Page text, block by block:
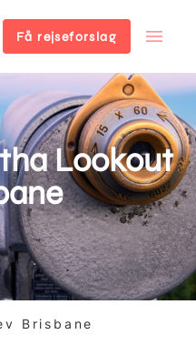
Få rejseforslag
Lookout
Brisbane